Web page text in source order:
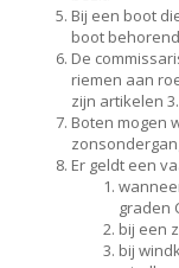
Bij een boot
boot
De
riemen aan
zijn artikelen
Boten mogen
Er geldt een
graden
bij een
bij